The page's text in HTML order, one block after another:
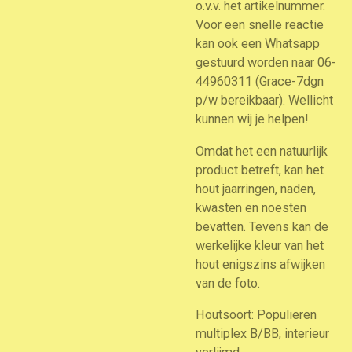
o.v.v. het artikelnummer.
Voor een snelle reactie
kan ook een Whatsapp
gestuurd worden naar 06-
44960311 (Grace-7dgn
p/w bereikbaar). Wellicht
kunnen wij je helpen!
Omdat het een natuurlijk
product betreft, kan het
hout jaarringen, naden,
kwasten en noesten
bevatten. Tevens kan de
werkelijke kleur van het
hout enigszins afwijken
van de foto.
Houtsoort: Populieren
multiplex B/BB, interieur